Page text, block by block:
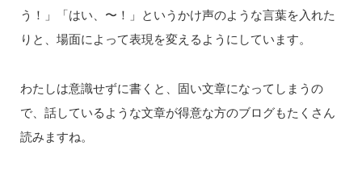
う！」「はい、〜！」というかけ声のような言葉を入れた
りと、場面によって表現を変えるようにしています。
わたしは意識せずに書くと、固い文章になってしまうの
で、話しているような文章が得意な方のブログもたくさん
読みますね。